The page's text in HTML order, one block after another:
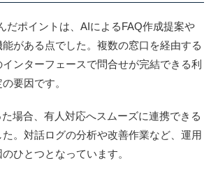
だポイントは、AIによるFAQ作成提案や
がある点でした。複数の窓口を経由する
ンターフェースで問合せが完結できる利
要因です。
場合、有人対応へスムーズに連携できる
。対話ログの分析や改善作業など、運用
ひとつとなっています。